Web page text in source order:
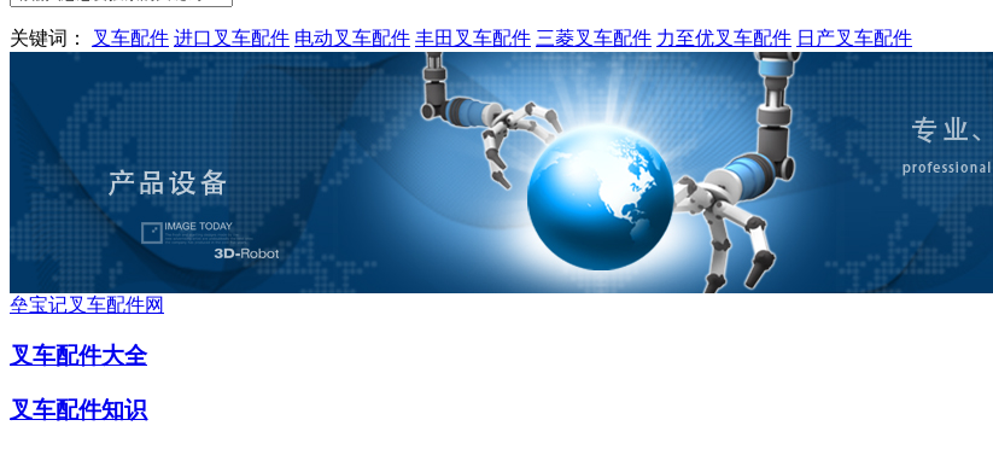
关键词： 叉车配件 进口叉车配件 电动叉车配件 丰田叉车配件 三菱叉车配件 力至优叉车配件 日产叉车配件
垒宝记叉车配件网
叉车配件大全
叉车配件知识